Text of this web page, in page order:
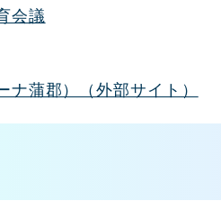
会議
ナ蒲郡）（外部サイト）